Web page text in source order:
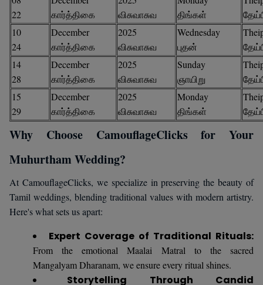
22
கார்த்திகை
விசுவாசுவ
திங்கள்
10
24
December
கார்த்திகை
2025
விசுவாசுவ
Wednesday
புதன்
14
28
December
கார்த்திகை
2025
விசுவாசுவ
Sunday
ஞாயிறு
15
29
December
கார்த்திகை
2025
விசுவாசுவ
Monday
திங்கள்
Why Choose CamouflageClicks for Your
Muhurtham Wedding?
At CamouflageClicks, we specialize in preserving the beauty of
Tamil weddings, blending traditional values with modern artistry.
Here's what sets us apart:
Expert Coverage of Traditional Rituals:
From the emotional Maalai Matral to the sacred
Mangalyam Dharanam, we ensure every ritual shines.
Storytelling Through Candid